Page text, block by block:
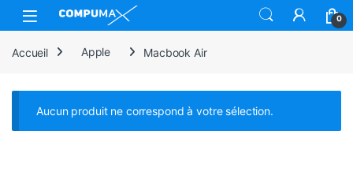
Skip to navigation
Skip to content
Open 0
Accueil Apple Macbook Air
Aucun produit ne correspond à votre sélection.